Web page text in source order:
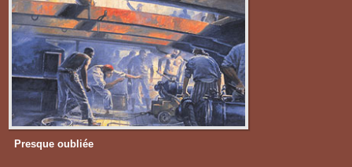
Presque oubliée